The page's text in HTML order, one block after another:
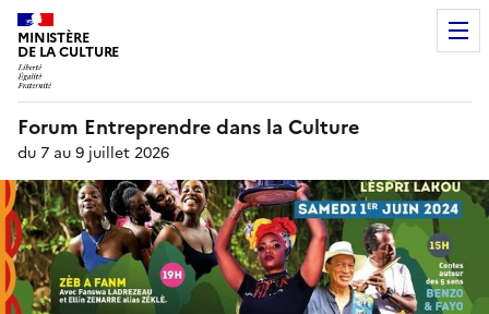
MINISTÈRE
DE LA CULTURE
Forum Entreprendre dans la Culture
du 7 au 9 juillet 2026